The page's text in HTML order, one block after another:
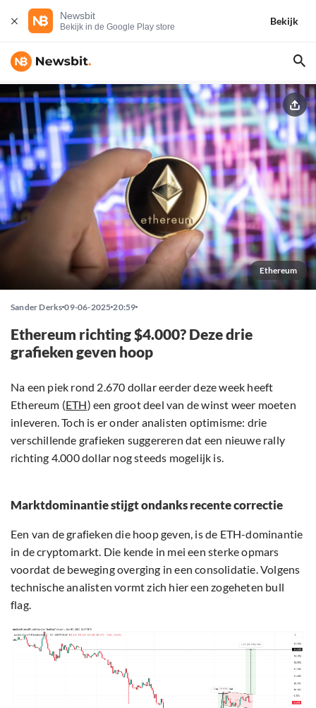
Newsbit
Bekijk in de Google Play store
Bekijk
Ethereum
Sander Derks 09-06-2025 20:59
Ethereum richting $4.000? Deze drie
grafieken geven hoop
Na een piek rond 2.670 dollar eerder deze week heeft
Ethereum (ETH) een groot deel van de winst weer moeten
inleveren. Toch is er onder analisten optimisme: drie
verschillende grafieken suggereren dat een nieuwe rally
richting 4.000 dollar nog steeds mogelijk is.
Marktdominantie stijgt ondanks recente correctie
Een van de grafieken die hoop geven, is de ETH-dominantie
in de cryptomarkt. Die kende in mei een sterke opmars
voordat de beweging overging in een consolidatie. Volgens
technische analisten vormt zich hier een zogeheten bull
flag.